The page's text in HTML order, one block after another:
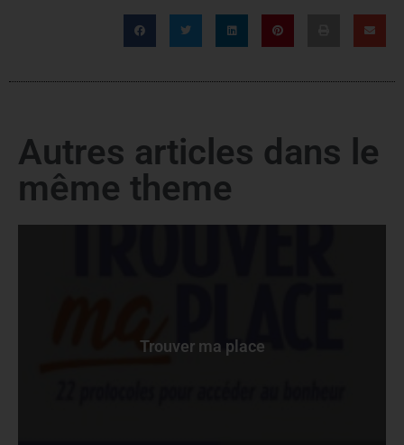
Autres articles dans le
même theme
Trouver ma place